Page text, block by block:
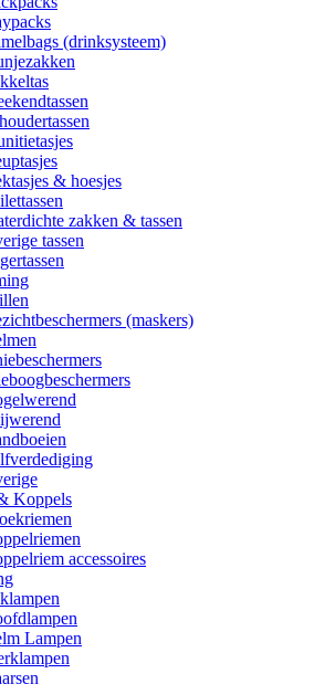
(drinksysteem)
& hoesjes
zakken & tassen
tassen
(maskers)
Koppels
accessoires
Lampen